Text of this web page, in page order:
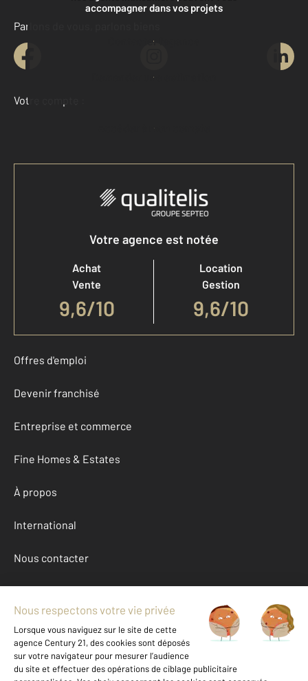
accompagner dans vos projets
Contacter l'agence
Demander une estimation
Parlons de vous, parlons biens
Votre compte :
Accéder à mon compte
Votre agence est notée
Achat
Vente
9,6/10
Location
Gestion
9,6/10
Offres d'emploi
Devenir franchisé
Entreprise et commerce
Fine Homes & Estates
À propos
International
Nous contacter
Mentions légales & CGU et Barèmes d'honoraires
Données personnelles
Gestionnaire des cookies